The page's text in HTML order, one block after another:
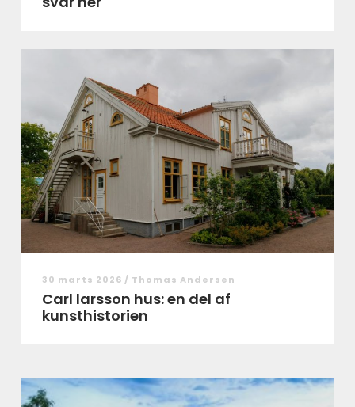
30 marts 2026 / Thomas Andersen
Carl larsson hus: en del af
kunsthistorien